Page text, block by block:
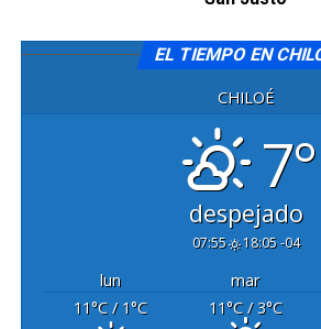
EL TIEMPO EN
CHILOÉ
7°
despejado
07:55 18:05 -04
lun mar
11°C/ 1°C 11°C/ 3°C